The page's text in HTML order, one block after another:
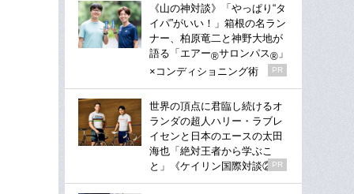
《山の神対談》「やっぱり“タ
イパ”がいい！」箱根の名ラン
ナー、柏原竜二と神野大地が
語る「エアー®サロンパス® 」
×コンディショニング術
PR
世界の頂点に君臨し続けるオ
ランダの超人ハリー・ラブレ
イセンと日本のエースの太田
海也「絶対王者から学ぶこ
と」《ケイリン国際対談②》
PR